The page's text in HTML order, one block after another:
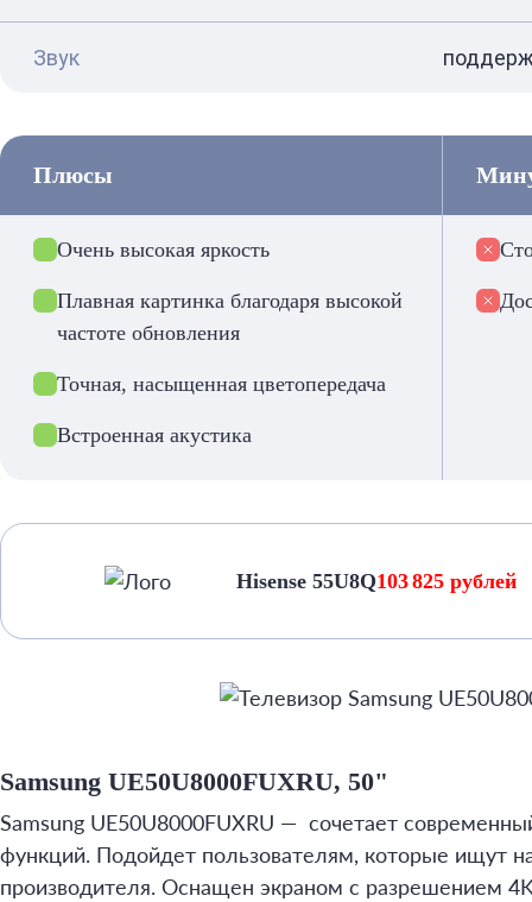
Звук
Плюсы
Очень высокая яркость
Плавная картинка благодаря высокой
частоте обновления
Точная, насыщенная цветопередача
Встроенная акустика
Hisense 55U8Q103 825 рублей
Samsung UE50U8000FUXRU, 50"
Samsung UE50U8000FUXRU — сочетает
функций. Подойдет пользователям, которые ищут
производителя. Оснащен экраном с разрешением